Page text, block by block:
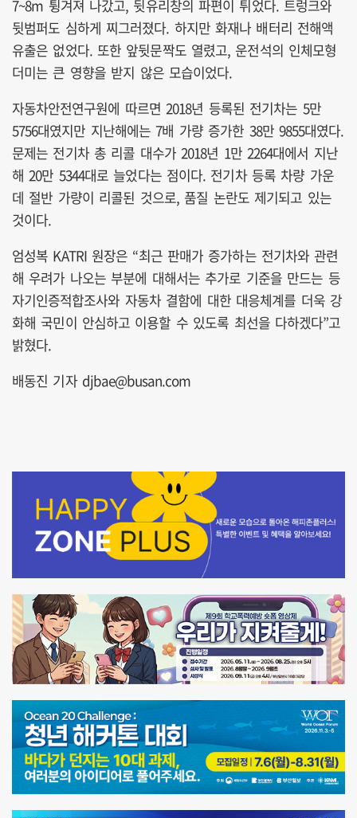
7~8m 튕겨져 나갔고, 뒷유리창의 파편이 튀었다. 트렁크와
뒷범퍼도 심하게 찌그러졌다. 하지만 화재나 배터리 전해액
유출은 없었다. 또한 앞뒷문짝도 열렸고, 운전석의 인체모형
더미는 큰 영향을 받지 않은 모습이었다.
자동차안전연구원에 따르면 2018년 등록된 전기차는 5만
5756대였지만 지난해에는 7배 가량 증가한 38만 9855대였다.
문제는 전기차 총 리콜 대수가 2018년 1만 2264대에서 지난
해 20만 5344대로 늘었다는 점이다. 전기차 등록 차량 가운
데 절반 가량이 리콜된 것으로, 품질 논란도 제기되고 있는
것이다.
엄성복 KATRI 원장은 “최근 판매가 증가하는 전기차와 관련
해 우려가 나오는 부분에 대해서는 추가로 기준을 만드는 등
자기인증적합조사와 자동차 결함에 대한 대응체계를 더욱 강
화해 국민이 안심하고 이용할 수 있도록 최선을 다하겠다”고
밝혔다.
배동진 기자 djbae@busan.com